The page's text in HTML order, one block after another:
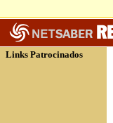
Links Patrocinados